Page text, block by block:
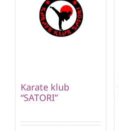
Karate klub
“SATORI”